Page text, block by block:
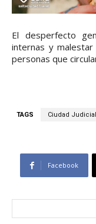
El desperfecto
internas y
personas que
TAGS Ciudad Judicial
Facebook